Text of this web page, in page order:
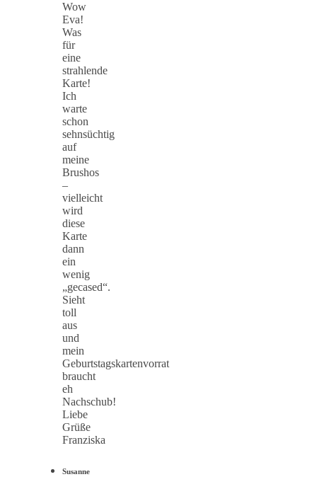
Wow
Eva!
Was
für
eine
strahlende
Karte!
Ich
warte
schon
sehnsüchtig
auf
meine
Brushos
–
vielleicht
wird
diese
Karte
dann
ein
wenig
„gecased“.
Sieht
toll
aus
und
mein
Geburtstagskartenvorrat
braucht
eh
Nachschub!
Liebe
Grüße
Franziska
Susanne